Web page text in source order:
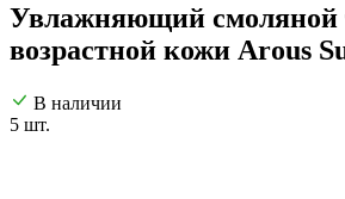
Увлажняющий смоляной
возрастной кожи Arous
В наличии
5 шт.